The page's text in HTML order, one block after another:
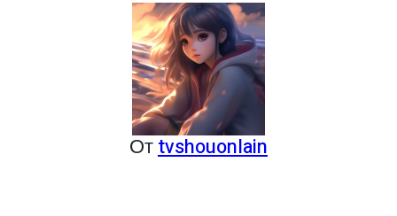
Отtvshouonlain